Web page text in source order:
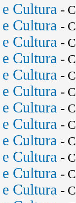
Cultura -
Cultura -
Cultura -
Cultura -
Cultura -
Cultura -
Cultura -
Cultura -
Cultura -
Cultura -
Cultura -
Cultura -